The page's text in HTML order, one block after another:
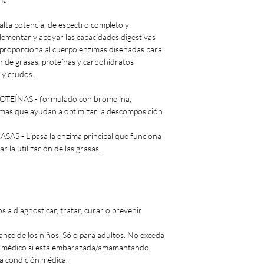
potencia, de espectro completo y
y apoyar las capacidades digestivas
al cuerpo enzimas diseñadas para
de grasas, proteínas y carbohidratos
crudos.
- formulado con bromelina,
que ayudan a optimizar la descomposición
- Lipasa la enzima principal que funciona
la utilización de las grasas.
a diagnosticar, tratar, curar o prevenir
de los niños. Sólo para adultos. No exceda
si está embarazada/amamantando,
condición médica.